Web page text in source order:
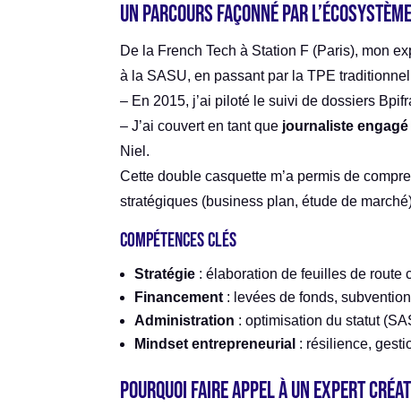
Un parcours façonné par
De la French Tech à Station F (Paris), mon
à la SASU, en passant par la TPE
– En 2015, j’ai piloté le suivi de dossiers
– J’ai couvert en tant que journaliste engagé
Niel.
Cette double casquette m’a permis de
stratégiques (business plan, étude de
Compétences clés
Stratégie : élaboration de feuilles de route
Financement : levées de fonds,
Administration : optimisation du statut
Mindset entrepreneurial : résilience,
Pourquoi faire appel à un expert